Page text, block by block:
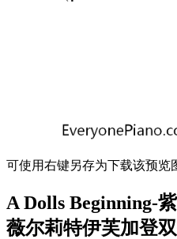
可使用右键另存为下载该预览
A Dolls Beginning-
薇尔莉特伊芙加登